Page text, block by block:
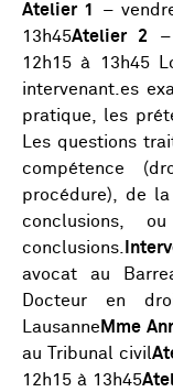
Atelier 1
–
13h45Atelier 2–
12h15 à 13h45
intervenant.es
pratique, les
Les questions
compétence
procédure), de
conclusions,
conclusions.
avocat au
Docteur en
Lausanne Mme
au Tribunal civil
12h15 à 13h45